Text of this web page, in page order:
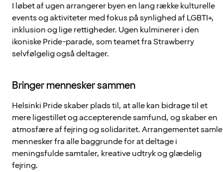
I løbet af ugen arrangerer byen en lang række kulturelle
events og aktiviteter med fokus på synlighed af LGBTI+,
inklusion og lige rettigheder. Ugen kulminerer i den
ikoniske Pride-parade, som teamet fra Strawberry
selvfølgelig også deltager.
Bringer mennesker sammen
Helsinki Pride skaber plads til, at alle kan bidrage til et
mere ligestillet og accepterende samfund, og skaber en
atmosfære af fejring og solidaritet. Arrangementet
mennesker fra alle baggrunde for at deltage i
meningsfulde samtaler, kreative udtryk og glædelig
fejring.